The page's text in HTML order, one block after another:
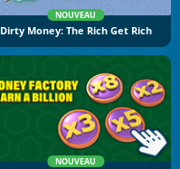
NOUVEAU
Dirty Money: The Rich Get Rich
NOUVEAU